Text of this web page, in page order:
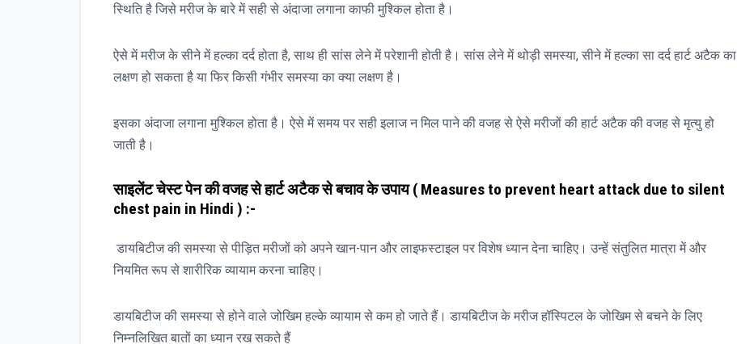
स्थिति है जिसे मरीज के बारे में सही से अंदाजा लगाना काफी मुश्किल होता है।
ऐसे में मरीज के सीने में हल्का दर्द होता है, साथ ही सांस लेने में परेशानी होती है। सांस लेने में थोड़ी समस्या, सीने में हल्का सा दर्द हार्ट अटैक का
लक्षण हो सकता है या फिर किसी गंभीर समस्या का क्या लक्षण है।
इसका अंदाजा लगाना मुश्किल होता है। ऐसे में समय पर सही इलाज न मिल पाने की वजह से ऐसे मरीजों की हार्ट अटैक की वजह से मृत्यु हो
जाती है।
साइलेंट चेस्ट पेन की वजह से हार्ट अटैक से बचाव के उपाय ( Measures to prevent heart attack due to silent
chest pain in Hindi ) :-
डायबिटीज की समस्या से पीड़ित मरीजों को अपने खान-पान और लाइफस्टाइल पर विशेष ध्यान देना चाहिए। उन्हें संतुलित मात्रा में और
नियमित रूप से शारीरिक व्यायाम करना चाहिए।
डायबिटीज की समस्या से होने वाले जोखिम हल्के व्यायाम से कम हो जाते हैं। डायबिटीज के मरीज हॉस्पिटल के जोखिम से बचने के लिए
निम्नलिखित बातों का ध्यान रख सकते हैं